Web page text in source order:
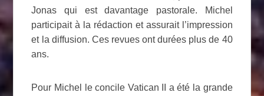
Jonas qui est davantage pastorale. Michel
participait à la rédaction et assurait l’impression
et la diffusion. Ces revues ont durées plus de 40
ans.
Pour Michel le concile Vatican II a été la grande